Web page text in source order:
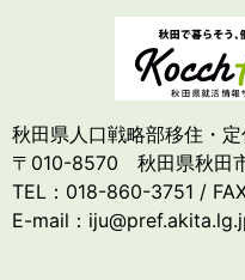
秋田県人口戦略部移住・
〒010-8570 秋田県秋田
TEL：018-860-3751 /
E-mail：